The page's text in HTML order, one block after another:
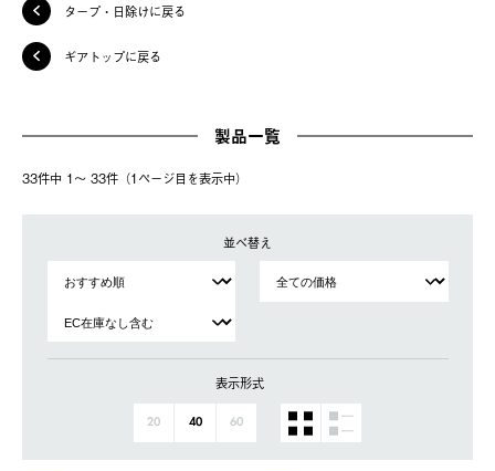
タープ・日除けに戻る
ギアトップに戻る
製品一覧
33件中 1〜 33件（1ページ⽬を表⽰中）
並べ替え
表示形式
20 40 60